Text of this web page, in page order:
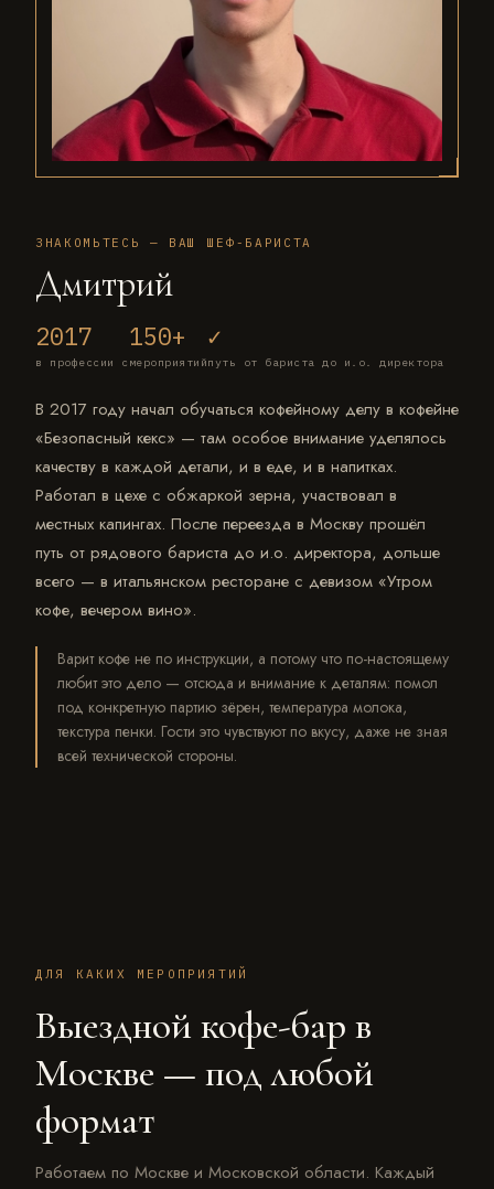
ЗНАКОМЬТЕСЬ — ВАШ ШЕФ-БАРИСТА
Дмитрий
2017
в профессии с
150+
мероприятий
✓
путь от бариста до и.о. директора
В 2017 году начал обучаться кофейному делу в кофейне
«Безопасный кекс» — там особое внимание уделялось
качеству в каждой детали, и в еде, и в напитках.
Работал в цехе с обжаркой зерна, участвовал в
местных капингах. После переезда в Москву прошёл
путь от рядового бариста до и.о. директора, дольше
всего — в итальянском ресторане с девизом «Утром
кофе, вечером вино».
Варит кофе не по инструкции, а потому что по-настоящему
любит это дело — отсюда и внимание к деталям: помол
под конкретную партию зёрен, температура молока,
текстура пенки. Гости это чувствуют по вкусу, даже не зная
всей технической стороны.
ДЛЯ КАКИХ МЕРОПРИЯТИЙ
Выездной кофе-бар в
Москве — под любой
формат
Работаем по Москве и Московской области. Каждый